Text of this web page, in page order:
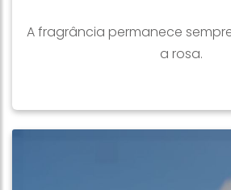
A fragrância permanece
a rosa.